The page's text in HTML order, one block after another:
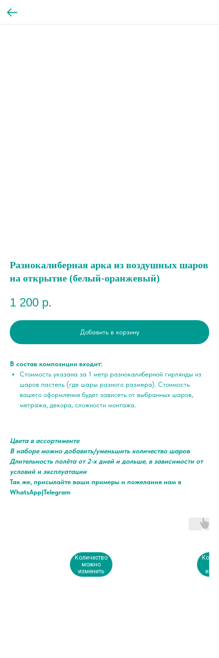
Разнокалиберная арка из воздушных шаров
на открытие (белый-оранжевый)
1 200 р.
Добавить в корзину
В состав композиции входит:
Стоимость указана за 1 метр разнокалиберной гирлянды из
шаров пастель (где шары разного размера). Стоимость
вашего оформления будет зависеть от выбранных шаров,
метража, декора, сложности монтажа.
Цвета в ассортименте
В наборе можно добавить/уменьшить количество шаров
Длительность полёта от 2-х дней и дольше, в зависимости от
условий и эксплуатации
Так же, присылайте ваши примеры и пожелания нам в
WhatsApp|Telegram
Количество
можно
изменить